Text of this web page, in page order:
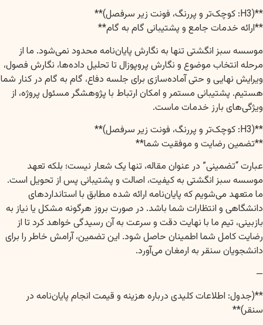
**(H3: کوچک‌تر و پررنگ، فونت زیر سرفصل)**
**ارائه خدمات جامع و پشتیبانی گام به گام**
موسسه سبز انگشتی تنها به نگارش پایان‌نامه محدود نمی‌شود. ما از
مرحله انتخاب موضوع و نگارش پروپوزال تا تحلیل داده‌ها، نگارش فصول،
ویرایش نهایی و حتی آماده‌سازی برای جلسه دفاع، گام به گام در کنار شما
هستیم. پشتیبانی مستمر و امکان ارتباط با پژوهشگر مسئول پروژه، از
ویژگی‌های بارز خدمات ماست.
**(H3: کوچک‌تر و پررنگ، فونت زیر سرفصل)**
**تضمین رضایت و موفقیت شما**
عبارت “تضمینی” در عنوان مقاله، تنها یک شعار نیست؛ بلکه تعهد
موسسه سبز انگشتی به کیفیت، اصالت و پشتیبانی پس از تحویل است.
ما متعهد می‌شویم که پایان‌نامه ارائه شده مطابق با استانداردهای
دانشگاهی و انتظارات شما باشد. در صورت بروز هرگونه مشکل یا نیاز به
بازبینی، تیم ما با نهایت دقت و سرعت به آن رسیدگی خواهد کرد تا از
رضایت کامل شما اطمینان حاصل شود. این تضمین، آرامش خاطر را برای
دانشجویان سنقر به ارمغان می‌آورد.
—
**(جدول: اطلاعات کلیدی درباره هزینه و قیمت انجام پایان‌نامه در
سنقر)**